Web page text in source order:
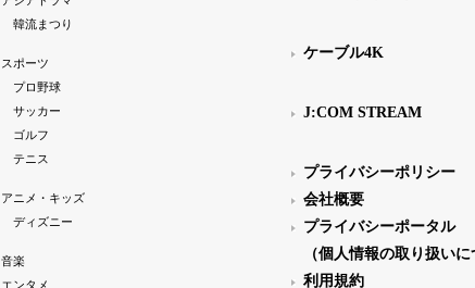
韓流まつり
スポーツ
プロ野球
サッカー
ゴルフ
テニス
アニメ・キッズ
ディズニー
音楽
エンタメ
ケーブル4K
J:COM STREAM
プライバシーポリシー
会社概要
プライバシーポータル
（個人情報の取り扱いに
利用規約